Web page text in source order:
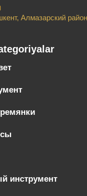
Алмазарский
инструмент